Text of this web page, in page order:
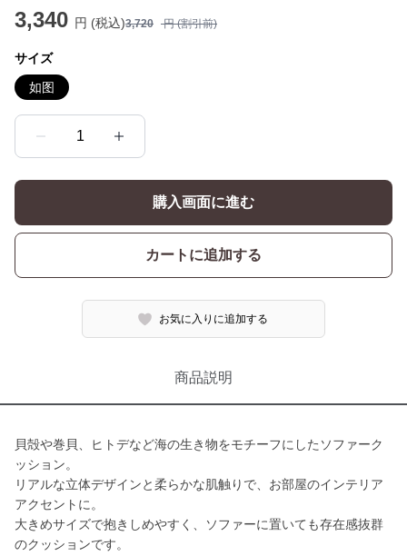
3,340 円 (税込)3,720 円 (割引前)
サイズ
如图
1
購入画面に進む
カートに追加する
お気に入りに追加する
商品説明
貝殻や巻貝、ヒトデなど海の生き物をモチーフにしたソファーク
ッション。
リアルな立体デザインと柔らかな肌触りで、お部屋のインテリア
アクセントに。
大きめサイズで抱きしめやすく、ソファーに置いても存在感抜群
のクッションです。